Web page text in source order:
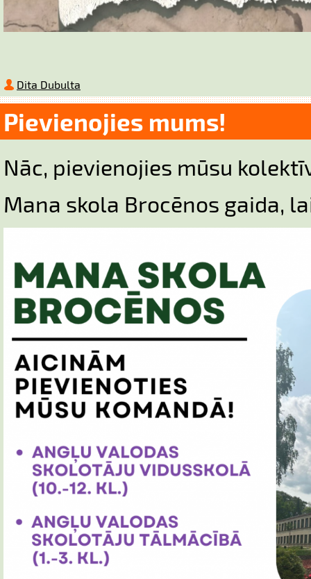
Dita Dubulta
Pievienojies mums!
Nāc, pievienojies mūsu
Mana skola Brocēnos gaida,